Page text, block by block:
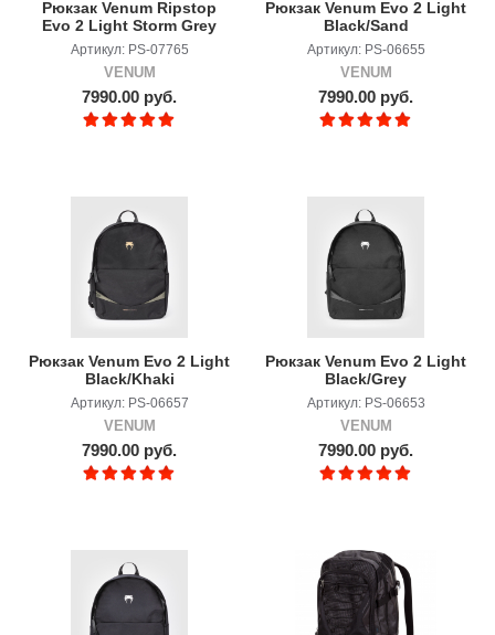
Рюкзак Venum Ripstop
Evo 2 Light Storm Grey
Артикул: PS-07765
VENUM
7990.00 руб.
Рюкзак Venum Evo 2 Light
Black/Sand
Артикул: PS-06655
VENUM
7990.00 руб.
Рюкзак Venum Evo 2 Light
Black/Khaki
Артикул: PS-06657
VENUM
7990.00 руб.
Рюкзак Venum Evo 2 Light
Black/Grey
Артикул: PS-06653
VENUM
7990.00 руб.